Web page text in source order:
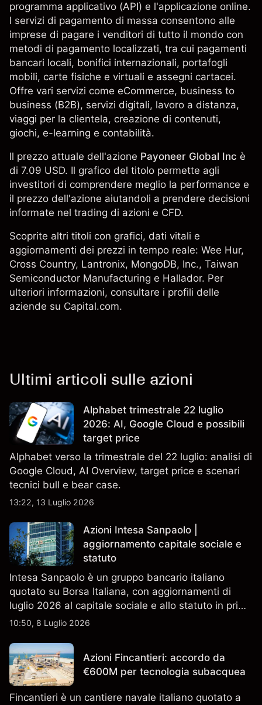
programma applicativo (API) e l'applicazione online.
I servizi di pagamento di massa consentono alle
imprese di pagare i venditori di tutto il mondo con
metodi di pagamento localizzati, tra cui pagamenti
bancari locali, bonifici internazionali, portafogli
mobili, carte fisiche e virtuali e assegni cartacei.
Offre vari servizi come eCommerce, business to
business (B2B), servizi digitali, lavoro a distanza,
viaggi per la clientela, creazione di contenuti,
giochi, e-learning e contabilità.
Il prezzo attuale dell'azione Payoneer Global Inc è
di 7.09 USD. Il grafico del titolo permette agli
investitori di comprendere meglio la performance e
il prezzo dell'azione aiutandoli a prendere decisioni
informate nel trading di azioni e CFD.
Scoprite altri titoli con grafici, dati vitali e
aggiornamenti dei prezzi in tempo reale: Wee Hur,
Cross Country, Lantronix, MongoDB, Inc., Taiwan
Semiconductor Manufacturing e Hallador. Per
ulteriori informazioni, consultare i profili delle
aziende su Capital.com.
Ultimi articoli sulle azioni
Alphabet trimestrale 22 luglio
2026: AI, Google Cloud e possibili
target price
Alphabet verso la trimestrale del 22 luglio: analisi di
Google Cloud, AI Overview, target price e scenari
tecnici bull e bear case.
13:22, 13 Luglio 2026
Azioni Intesa Sanpaolo |
aggiornamento capitale sociale e
statuto
Intesa Sanpaolo è un gruppo bancario italiano
quotato su Borsa Italiana, con aggiornamenti di
luglio 2026 al capitale sociale e allo statuto in primo
piano. Esplora i target price ISP di terze parti e
un indicatore affidabile dei risultati futuri.
10:50, 8 Luglio 2026
Azioni Fincantieri: accordo da
€600M per tecnologia subacquea
Fincantieri è un cantiere navale italiano quotato a